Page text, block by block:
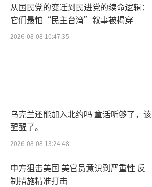
从国民党的变迁到民进党的续命逻辑：
它们最怕“民主台湾”叙事被揭穿
2026-08-08 10:47:35
乌克兰还能加入北约吗 童话听够了，该
醒醒了。
2026-08-08 13:24:48
中方狙击美国 美官员意识到严重性 反
制措施精准打击